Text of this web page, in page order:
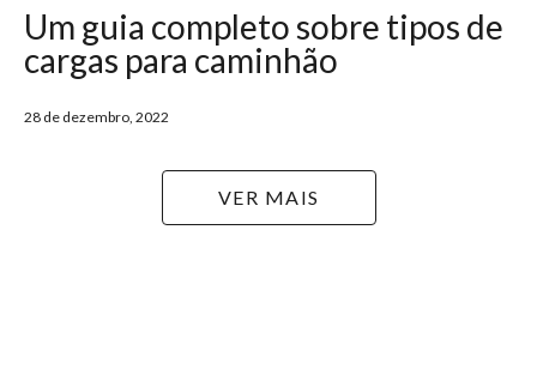
Um guia completo sobre tipos de
cargas para caminhão
28 de dezembro, 2022
VER MAIS